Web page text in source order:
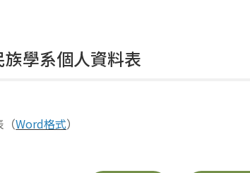
學系個人資料表
（Word格式）